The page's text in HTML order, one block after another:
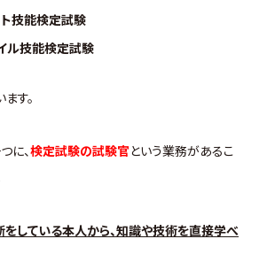
技能検定試験
ル技能検定試験
す。
に、検定試験の試験官という業務があるこ
している本人から、知識や技術を直接学べ